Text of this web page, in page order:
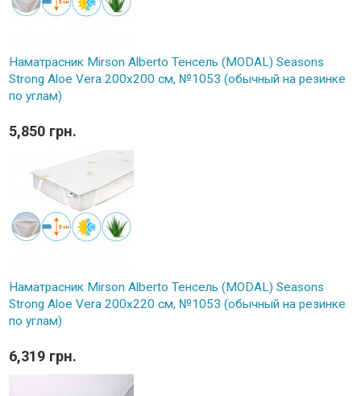
Наматрасник Mirson Alberto Тенсель (MODAL) Seasons
Strong Aloe Vera 200x200 см, №1053 (обычный на резинке
по углам)
5,850 грн.
Наматрасник Mirson Alberto Тенсель (MODAL) Seasons
Strong Aloe Vera 200x220 см, №1053 (обычный на резинке
по углам)
6,319 грн.